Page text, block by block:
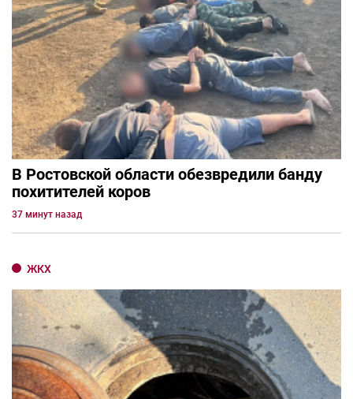
В Ростовской области обезвредили банду
похитителей коров
37 минут назад
ЖКХ